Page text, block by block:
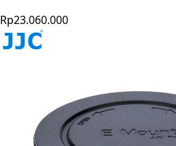
Rp23.060.000